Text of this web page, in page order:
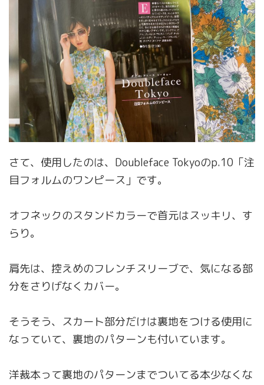
さて、使用したのは、Doubleface Tokyoのp.10「注
目フォルムのワンピース」です。
オフネックのスタンドカラーで首元はスッキリ、す
らり。
肩先は、控えめのフレンチスリーブで、気になる部
分をさりげなくカバー。
そうそう、スカート部分だけは裏地をつける使用に
なっていて、裏地のパターンも付いています。
洋裁本って裏地のパターンまでついてる本少なくな